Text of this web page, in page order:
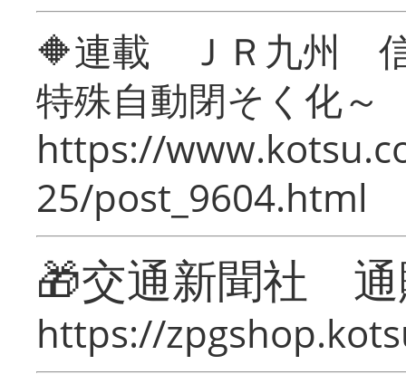
🔶連載 ＪＲ九州 信
特殊自動閉そく化～
https://
25/post_9604.html
🎁交通新聞社
https://